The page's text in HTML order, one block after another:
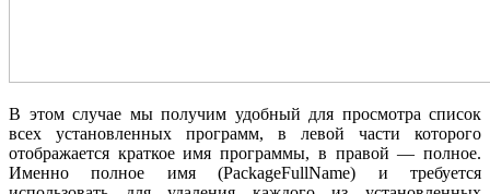
В этом случае мы получим удобный для просмотра список
всех установленных программ, в левой части которого
отображается краткое имя программы, в правой — полное.
Именно полное имя (PackageFullName) и требуется